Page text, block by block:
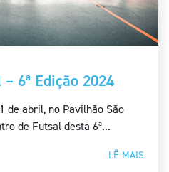
6ª Edição 2024
de abril, no Pavilhão São
de Futsal desta 6ª...
LÊ MAIS